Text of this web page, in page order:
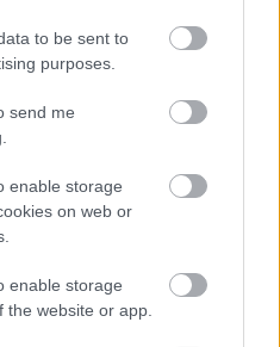
to be sent to
purposes.
send me
enable storage
on web or
enable storage
the website or app.